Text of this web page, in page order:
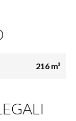
216 m²